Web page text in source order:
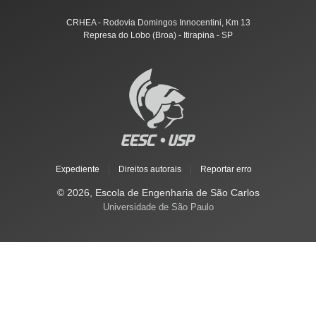
CRHEA - Rodovia Domingos Innocentini, Km 13
Represa do Lobo (Broa) - Itirapina - SP
Expediente Direitos autorais Reportar erro
© 2026, Escola de Engenharia de São Carlos
Universidade de São Paulo